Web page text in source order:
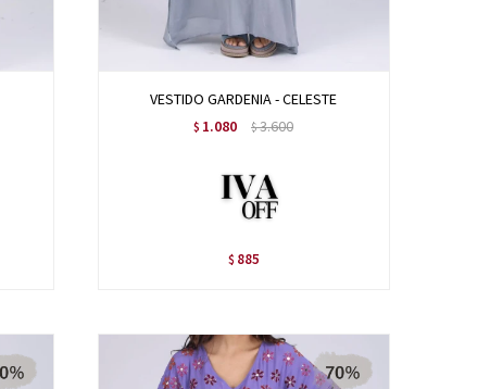
VESTIDO GARDENIA - CELESTE
$ 1.080 $3.600
$ 885